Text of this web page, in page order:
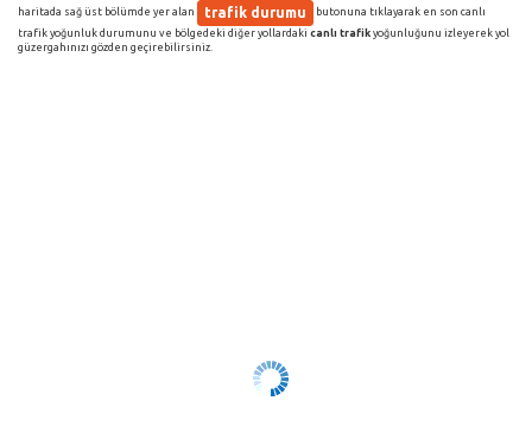
haritada sağ üst bölümde yer alan
trafik durumu
butonuna tıklayarak en son canlı
trafik yoğunluk durumunu ve bölgedeki diğer yollardaki canlı trafik yoğunluğunu izleyerek yol
güzergahınızı gözden geçirebilirsiniz.